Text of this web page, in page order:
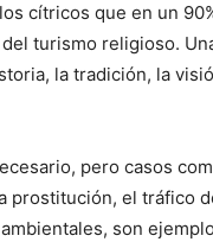
cítricos que en un
turismo religioso.
la tradición, la
pero casos
el tráfico
son